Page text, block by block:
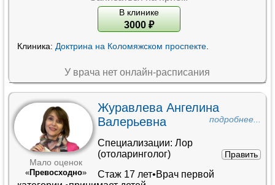
В клинике
3000 ₽
Клиника: Доктрина на Коломяжском проспекте.
У врача нет онлайн-расписания
Мало оценок
«Превосходно»
Журавлева Ангелина
Валерьевна
подробнее...
Специализации: Лор
(отоларинголог)
Править
Стаж 17 лет•Врач первой